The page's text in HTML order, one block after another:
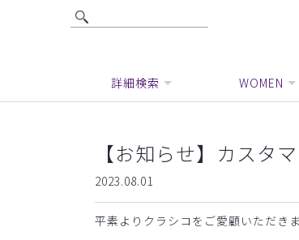
詳細検索 WOMEN
【お知らせ】カスタ
2023.08.01
平素よりクラシコをご愛顧いただき